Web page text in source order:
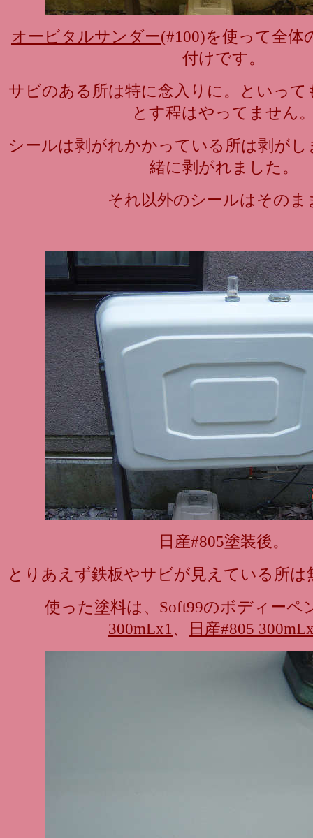
オービタルサンダー(#100)を使って全体
付けです。
サビのある所は特に念入りに。といって
とす程はやってません
シールは剥がれかかっている所は剥がし
緒に剥がれました。
それ以外のシールはそのま
日産#805塗装後。
とりあえず鉄板やサビが見えている所
使った塗料は、Soft99のボディーペ
300mLx1 、 日産#805